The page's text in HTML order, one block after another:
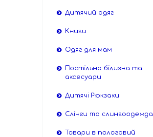
Дитячий одяг
Книги
Одяг для мам
Постільна білизна та
аксесуари
Дитячі Рюкзаки
Слінги та слингоодежда
Товари в пологовий